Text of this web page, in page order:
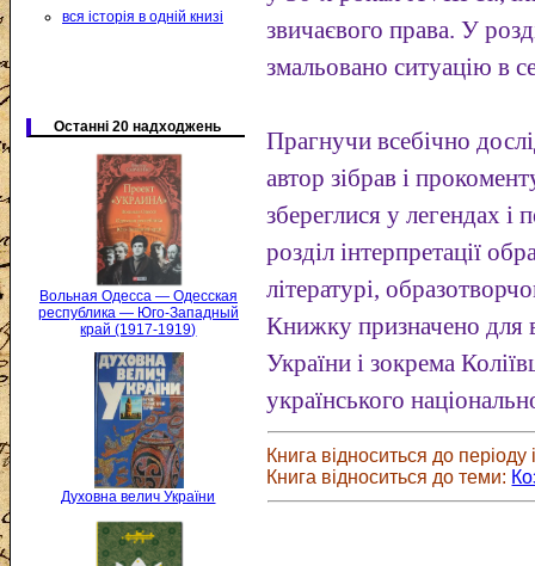
вся історія в одній книзі
Останні 20 надходжень
Вольная Одесса — Одесская
республика — Юго-Западный
край (1917-1919)
Духовна велич України
звичаєвого права. У
змальовано ситуацію в
Прагнучи всебічно
автор зібрав і
збереглися у легендах і
розділ інтерпретації
літературі,
Книжку призначено для
України і зокрема
українського
Книга відноситься до періоду
Книга відноситься до теми: